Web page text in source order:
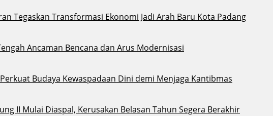
Tegaskan Transformasi Ekonomi Jadi Arah Baru Kota Padang
Ancaman Bencana dan Arus Modernisasi
Budaya Kewaspadaan Dini demi Menjaga Kantibmas
II Mulai Diaspal, Kerusakan Belasan Tahun Segera Berakhir